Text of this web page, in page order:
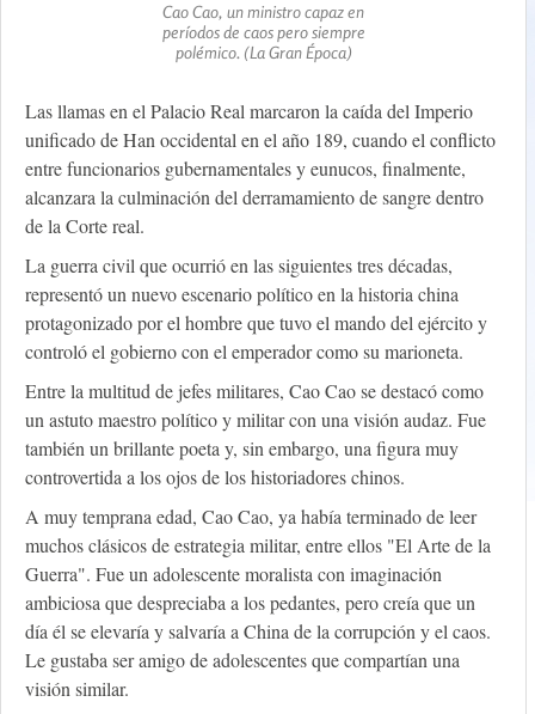
Cao Cao, un ministro capaz en
períodos de caos pero siempre
polémico. (La Gran Época)
Las llamas en el Palacio Real marcaron la caída del Imperio
unificado de Han occidental en el año 189, cuando el conflicto
entre funcionarios gubernamentales y eunucos, finalmente,
alcanzara la culminación del derramamiento de sangre dentro
de la Corte real.
La guerra civil que ocurrió en las siguientes tres décadas,
representó un nuevo escenario político en la historia china
protagonizado por el hombre que tuvo el mando del ejército y
controló el gobierno con el emperador como su marioneta.
Entre la multitud de jefes militares, Cao Cao se destacó como
un astuto maestro político y militar con una visión audaz. Fue
también un brillante poeta y, sin embargo, una figura muy
controvertida a los ojos de los historiadores chinos.
A muy temprana edad, Cao Cao, ya había terminado de leer
muchos clásicos de estrategia militar, entre ellos "El Arte de la
Guerra". Fue un adolescente moralista con imaginación
ambiciosa que despreciaba a los pedantes, pero creía que un
día él se elevaría y salvaría a China de la corrupción y el caos.
Le gustaba ser amigo de adolescentes que compartían una
visión similar.